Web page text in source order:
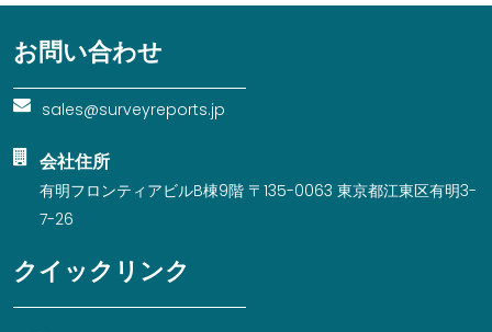
お問い合わせ
sales@surveyreports.jp
会社住所
有明フロンティアビルB棟9階 〒135-0063 東京都江東区有明3-
7-26
クイックリンク